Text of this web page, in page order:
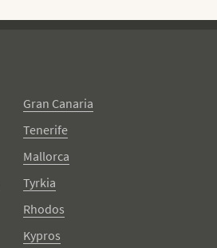
Gran Canaria
Tenerife
Mallorca
Tyrkia
Rhodos
Kypros